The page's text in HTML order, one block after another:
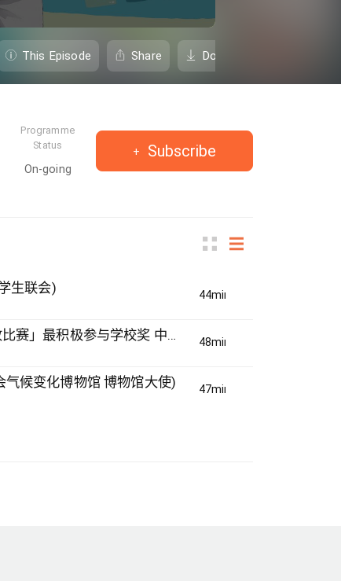
This Episode Share Download
Programme
Status
On-going
Subscribe
44min(s)
生联会)
48min(s)
#51 积极参与回收比赛 | 参与学生: 巫巫、Vincy、Thomas (乐善堂顾超文中学) (「SGREEN 校际回收比赛」最积极参与学校奖 中学组银奖得主)
47min(s)
候变化博物馆 博物馆大使)